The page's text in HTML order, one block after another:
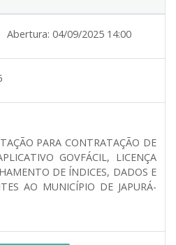
Abertura: 04/09/2025 14:00
PARA CONTRATAÇÃO DE
GOVFÁCIL, LICENÇA
DE ÍNDICES, DADOS E
AO MUNICÍPIO DE JAPURÁ-